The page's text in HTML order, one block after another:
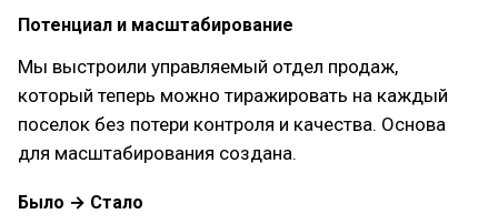
Потенциал и масштабирование
Мы выстроили управляемый отдел продаж,
который теперь можно тиражировать на каждый
поселок без потери контроля и качества. Основа
для масштабирования создана.
Было → Стало